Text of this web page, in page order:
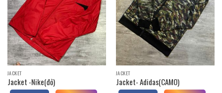
JACKET
Jacket -Nike(đỏ)
JACKET
Jacket- Adidas(CAMO)